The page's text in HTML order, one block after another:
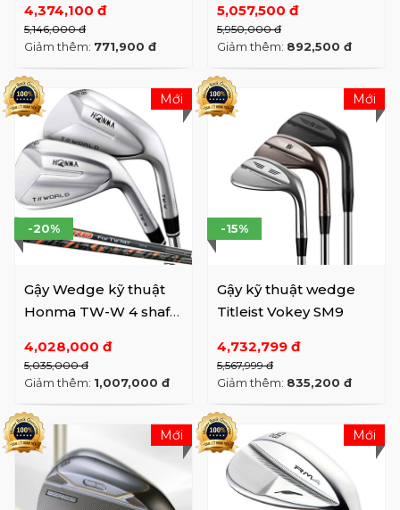
4,374,100 đ
5,146,000 đ
Giảm thêm: 771,900 đ
5,057,500 đ
5,950,000 đ
Giảm thêm: 892,500 đ
Gậy Wedge kỹ thuật
Honma TW-W 4 shaft
747
4,028,000 đ
5,035,000 đ
-20%
Giảm thêm: 1,007,000 đ
Mới
Gậy kỹ thuật wedge
Titleist Vokey SM9
4,732,799 đ
5,567,999 đ
-15%
Giảm thêm: 835,200 đ
Mới
Mới Mới